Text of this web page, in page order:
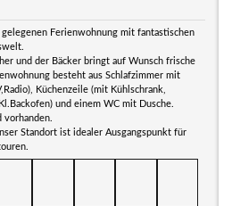
Ferienwohnung mit fantastischen
und der Bäcker bringt auf Wunsch frische
besteht aus Schlafzimmer mit
Küchenzeile (mit Kühlschrank,
und einem WC mit Dusche.
vorhanden.
Standort ist idealer Ausgangspunkt für